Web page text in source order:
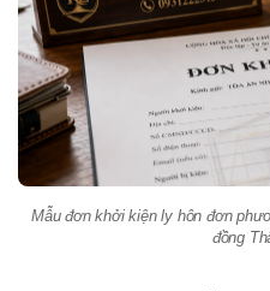
Mẫu đơn khởi kiện ly hôn đơn
đồng